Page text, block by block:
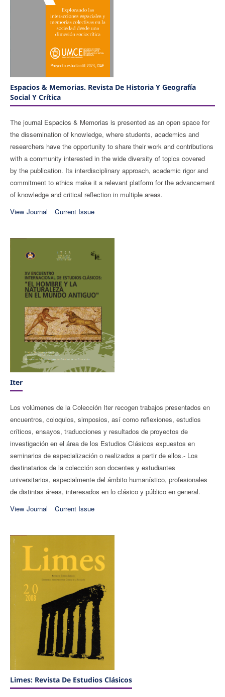
Espacios & Memorias. Revista De Historia Y Geografía
Social Y Crítica
The journal Espacios & Memorias is presented as an open space for
the dissemination of knowledge, where students, academics and
researchers have the opportunity to share their work and contributions
with a community interested in the wide diversity of topics covered
by the publication. Its interdisciplinary approach, academic rigor and
commitment to ethics make it a relevant platform for the advancement
of knowledge and critical reflection in multiple areas.
View Journal
Current Issue
Iter
Los volúmenes de la Colección Iter recogen trabajos presentados en
encuentros, coloquios, simposios, así como reflexiones, estudios
críticos, ensayos, traducciones y resultados de proyectos de
investigación en el área de los Estudios Clásicos expuestos en
seminarios de especialización o realizados a partir de ellos.- Los
destinatarios de la colección son docentes y estudiantes
universitarios, especialmente del ámbito humanístico, profesionales
de distintas áreas, interesados en lo clásico y público en general.
View Journal
Current Issue
Limes: Revista De Estudios Clásicos